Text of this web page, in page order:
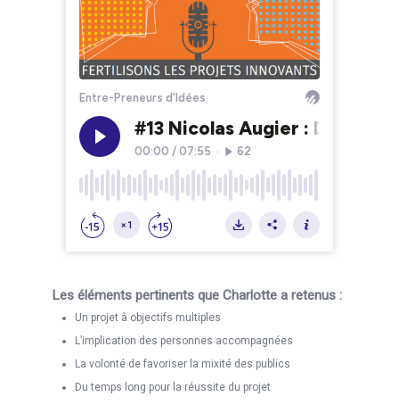
Les éléments pertinents que Charlotte a retenus :
Un projet à objectifs multiples
L’implication des personnes accompagnées
La volonté de favoriser la mixité des publics
Du temps long pour la réussite du projet